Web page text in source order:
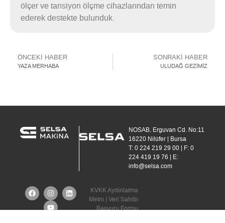
ölçer ve tansiyon ölçme cihazlarından temin
ederek destekte bulunduk.
ÖNCEKI HABER
YAZA MERHABA
SONRAKI HABER
ULUDAĞ GEZİMİZ
NOSAB, Erguvan Cd. No:11
16220 Nilüfer | Bursa
T: 0 224 219 29 00 | F: 0
224 419 19 76 | E:
info@selsa.com
KVKK Aydınlatma
Metni |Veri Sahibi
Başvuru Formu